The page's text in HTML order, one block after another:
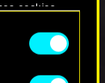
cookies
votre